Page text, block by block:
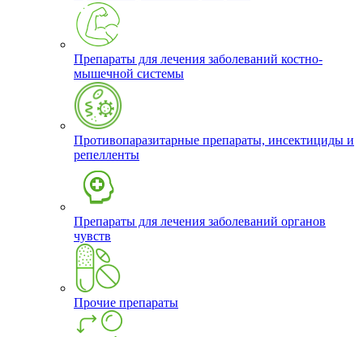
Препараты для лечения заболеваний костно-
мышечной системы
Противопаразитарные препараты, инсектициды и
репелленты
Препараты для лечения заболеваний органов
чувств
Прочие препараты